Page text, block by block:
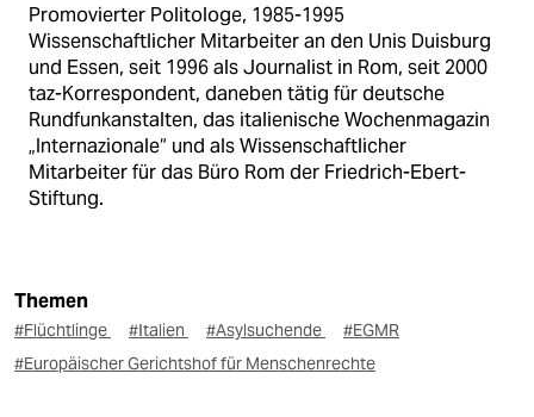
Promovierter Politologe, 1985-1995
Wissenschaftlicher Mitarbeiter an den Unis Duisburg
und Essen, seit 1996 als Journalist in Rom, seit 2000
taz-Korrespondent, daneben tätig für deutsche
Rundfunkanstalten, das italienische Wochenmagazin
„Internazionale“ und als Wissenschaftlicher
Mitarbeiter für das Büro Rom der Friedrich-Ebert-
Stiftung.
Themen
#Flüchtlinge #Italien #Asylsuchende
#EGMR
#Europäischer Gerichtshof für Menschenrechte